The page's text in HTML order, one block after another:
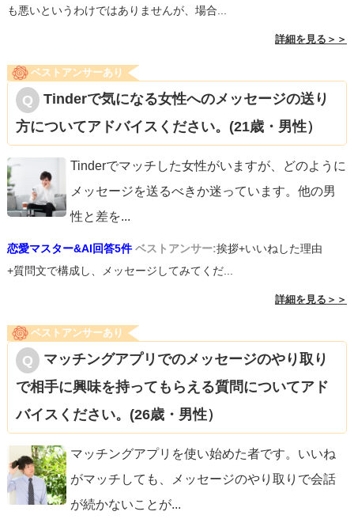
も悪いというわけではありませんが、場合...
詳細を見る＞＞
ベストアンサーあり
Tinderで気になる女性へのメッセージの送り
方についてアドバイスください。(21歳・男性）
Tinderでマッチした女性がいますが、どのように
メッセージを送るべきか迷っています。他の男
性と差を...
恋愛マスター&AI回答5件 ベストアンサー:挨拶+いいねした理由
+質問文で構成し、メッセージしてみてくだ...
詳細を見る＞＞
ベストアンサーあり
マッチングアプリでのメッセージのやり取り
で相手に興味を持ってもらえる質問についてアド
バイスください。(26歳・男性）
マッチングアプリを使い始めた者です。いいね
がマッチしても、メッセージのやり取りで会話
が続かないことが...